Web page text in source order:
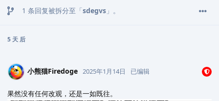
1 条回复被拆分至「sdegvs 」。
5 天 后
小熊猫Firedoge 2025年1月14日 已编辑
果然没有任何改观，还是一如既往。